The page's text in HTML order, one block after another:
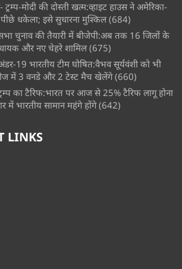
मोदी की दोस्ती खत्म:व्हाइट हाउस ने अमेरिका-
धकेला; इसे सुधारना मुश्किल (684)
चुनाव की तैयारी में बीजेपी:अब तक 16 जिलों के
और नए चेहरे शामिल (675)
19 भारतीय टीम घोषित:वैभव सूर्यवंशी को भी
में 3 वनडे और 2 टेस्ट मैच खेलेंगे (660)
का टैरिफ:भारत पर आज से 25% टैरिफ लागू होना
में भारतीय सामान महंगे होंगे (642)
LINKS